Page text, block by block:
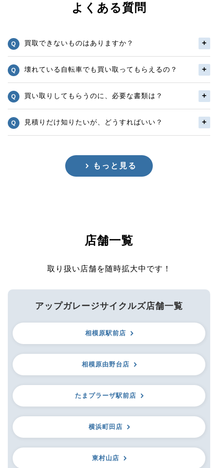
よくある質問
買取できないものはありますか？
壊れている自転車でも買い取ってもらえるの？
買い取りしてもらうのに、必要な書類は？
見積りだけ知りたいが、どうすればいい？
もっと見る
店舗一覧
取り扱い店舗を随時拡大中です！
アップガレージサイクルズ店舗一覧
相模原駅前店
相模原由野台店
たまプラーザ駅前店
横浜町田店
東村山店